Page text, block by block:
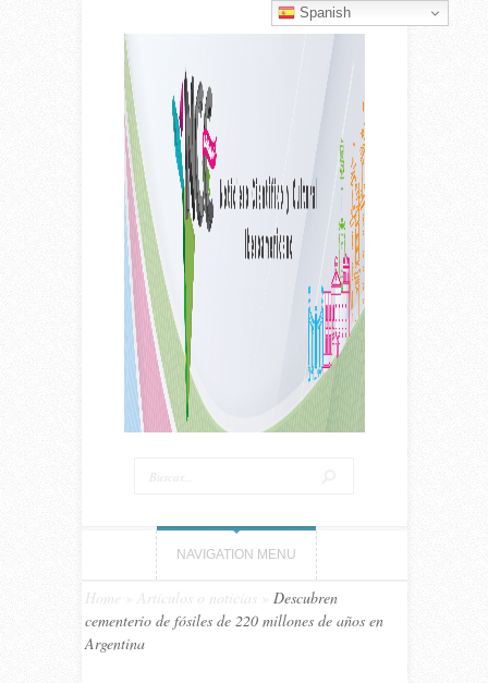
NAVIGATION MENU
Home Artículos o noticias
Descubren
cementerio de fósiles de 220 millones de años en
Argentina
Spanish